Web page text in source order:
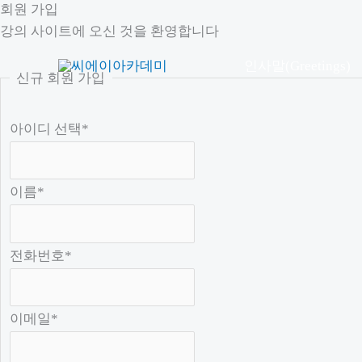
콘
텐
너
기
회원 가입
강의 사이트에 오신 것을 환영합니다
신규 회원 가입
아이디 선택*
이름*
전화번호*
이메일 *